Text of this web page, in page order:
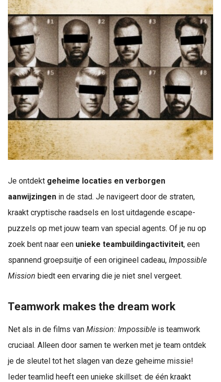
Je ontdekt geheime locaties en verborgen
aanwijzingen in de stad. Je navigeert door de straten,
kraakt cryptische raadsels en lost uitdagende escape-
puzzels op met jouw team van special agents. Of je nu op
zoek bent naar een unieke teambuildingactiviteit, een
spannend groepsuitje of een origineel cadeau, Impossible
Mission biedt een ervaring die je niet snel vergeet.
Teamwork makes the dream work
Net als in de films van Mission: Impossible is teamwork
cruciaal. Alleen door samen te werken met je team ontdek
je de sleutel tot het slagen van deze geheime missie!
Ieder teamlid heeft een unieke skillset: de één kraakt